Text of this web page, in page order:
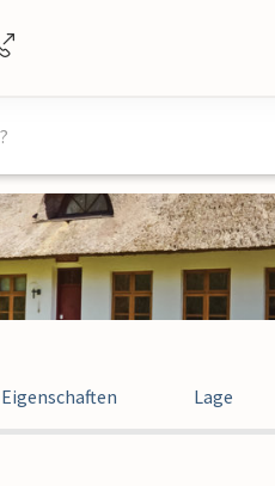
Eigenschaften Lage